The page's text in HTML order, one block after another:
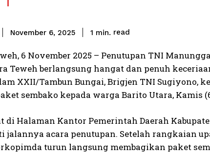
November 6, 2025 1 min. read
6 November 2025 – Penutupan TNI
Teweh berlangsung hangat dan penuh
XXII/Tambun Bungai, Brigjen TNI Sugiyono,
sembako kepada warga Barito Utara, Kamis
di Halaman Kantor Pemerintah Daerah
jalannya acara penutupan. Setelah rangkaian
turun langsung membagikan paket